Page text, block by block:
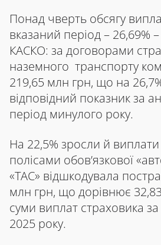
Понад чверть обсягу
вказаний період – 26,69%
КАСКО: за договорами
наземного транспорту
219,65 млн грн, що на
відповідний показник за
період минулого року.
На 22,5% зросли й
полісами обов’язкової
«ТАС» відшкодувала
млн грн, що дорівнює
суми виплат страховика за
2025 року.